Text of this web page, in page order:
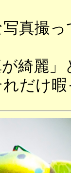
真撮
綺麗
だけ